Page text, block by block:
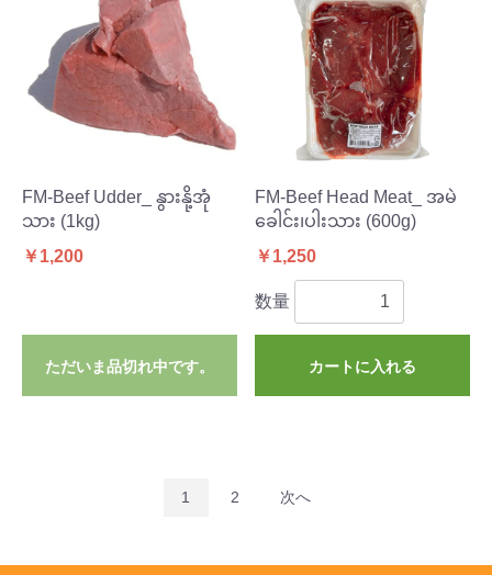
FM-Beef Udder_ နွားနို့အုံ
သား (1kg)
￥1,200
ただいま品切れ中です。
FM-Beef Head Meat_ အမဲ
ခေါင်း၊ပါးသား (600g)
￥1,250
数量
カートに入れる
1 2 次へ